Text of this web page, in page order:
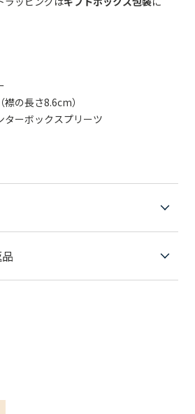
の長さ8.6cm）
ターボックスプリーツ
品